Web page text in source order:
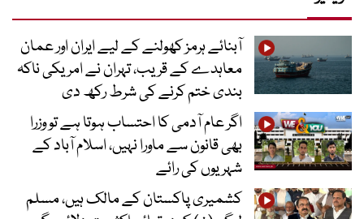
آبنائے ہرمز کھولنے کے لیے ایران اور عمان
معاہدے کے قریب، تہران نے امریکی ناکہ
بندی ختم کرنے کی شرط رکھ دی
اگر عام آدمی کا احتساب ہوتا ہے تو وزرا
بھی قانون سے ماورا نہیں، اسلام آباد کے
شہریوں کی رائے
کشمیری پاکستان کے مالک ہیں، مسلم